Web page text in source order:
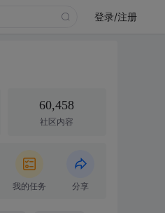
登录/注册
60,458
社区内容
我的任务 分享